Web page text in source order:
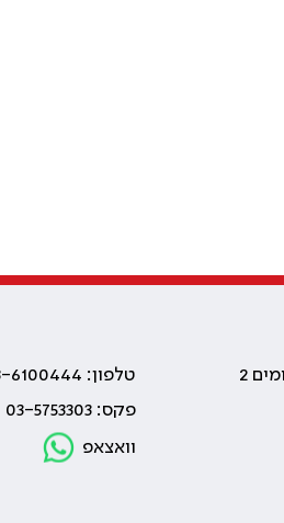
טלפון: 03-6100444
פקס: 03-5753303
וואצאפ